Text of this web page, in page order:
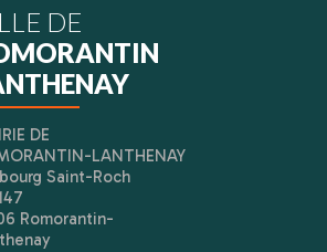
DE
DE
LANTHENAY
Saint-Roch
Romorantin-